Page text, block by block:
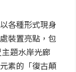
各種形式現身
裝置亮點，包
題水岸光廊
素的「復古顛